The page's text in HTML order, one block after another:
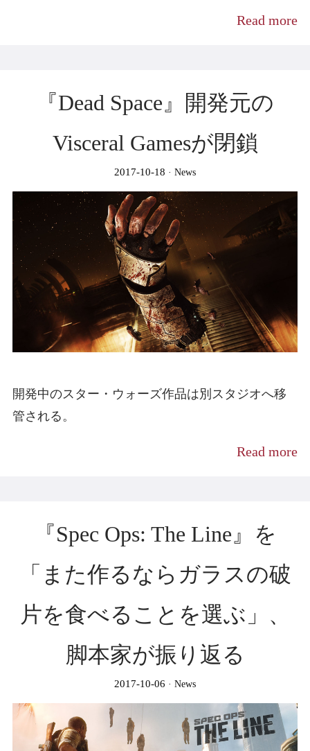
Read more
『Dead Space』開発元の
Visceral Gamesが閉鎖
2017-10-18 News
開発中のスター・ウォーズ作品は別スタジオへ移
管される。
Read more
『Spec Ops: The Line』を
「また作るならガラスの破
片を食べることを選ぶ」、
脚本家が振り返る
2017-10-06 News